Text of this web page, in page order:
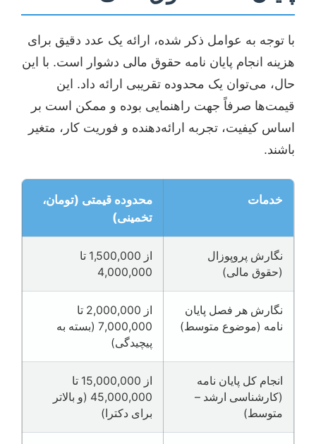
با توجه به عوامل ذکر شده، ارائه یک عدد دقیق برای
هزینه انجام پایان نامه حقوق مالی دشوار است. با این
حال، می‌توان یک محدوده تقریبی ارائه داد. این
قیمت‌ها صرفاً جهت راهنمایی بوده و ممکن است بر
اساس کیفیت، تجربه ارائه‌دهنده و فوریت کار، متغیر
باشند.
خدمات
محدوده قیمتی (تومان،
تخمینی)
نگارش پروپوزال
(حقوق مالی)
از 1,500,000 تا
4,000,000
نگارش هر فصل پایان
نامه (موضوع متوسط)
از 2,000,000 تا
7,000,000 (بسته به
پیچیدگی)
انجام کل پایان نامه
(کارشناسی ارشد –
متوسط)
از 15,000,000 تا
45,000,000 (و بالاتر
برای دکترا)